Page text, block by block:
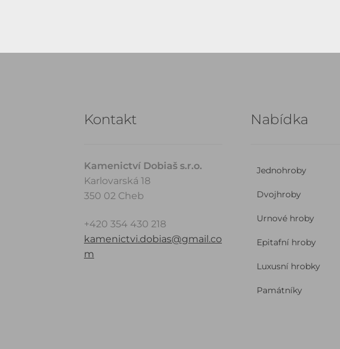
Kontakt
Kamenictví Dobiaš s.r.o.
Karlovarská 18
350 02 Cheb
+420 354 430 218
kamenictvi.dobias@gmail.co
m
Nabídka
Jednohroby
Dvojhroby
Urnové hroby
Epitafní hroby
Luxusní hrobky
Památníky